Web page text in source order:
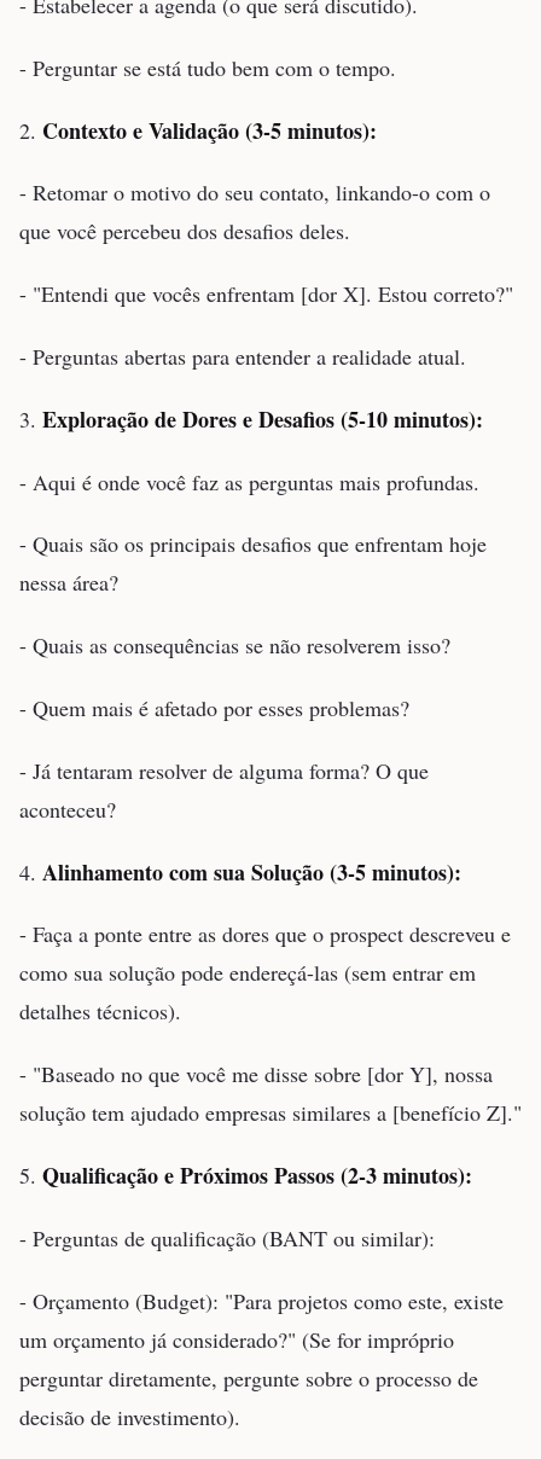
- Perguntar se está tudo bem com o tempo.
2. Contexto e Validação (3-5 minutos):
- Retomar o motivo do seu contato, linkando-o com o
que você percebeu dos desafios deles.
- "Entendi que vocês enfrentam [dor X]. Estou correto?"
- Perguntas abertas para entender a realidade atual.
3. Exploração de Dores e Desafios (5-10 minutos):
- Aqui é onde você faz as perguntas mais profundas.
- Quais são os principais desafios que enfrentam hoje
nessa área?
- Quais as consequências se não resolverem isso?
- Quem mais é afetado por esses problemas?
- Já tentaram resolver de alguma forma? O que
aconteceu?
4. Alinhamento com sua Solução (3-5 minutos):
- Faça a ponte entre as dores que o prospect descreveu e
como sua solução pode endereçá-las (sem entrar em
detalhes técnicos).
- "Baseado no que você me disse sobre [dor Y], nossa
solução tem ajudado empresas similares a [benefício Z]."
5. Qualificação e Próximos Passos (2-3 minutos):
- Perguntas de qualificação (BANT ou similar):
- Orçamento (Budget): "Para projetos como este, existe
um orçamento já considerado?" (Se for impróprio
perguntar diretamente, pergunte sobre o processo de
decisão de investimento).